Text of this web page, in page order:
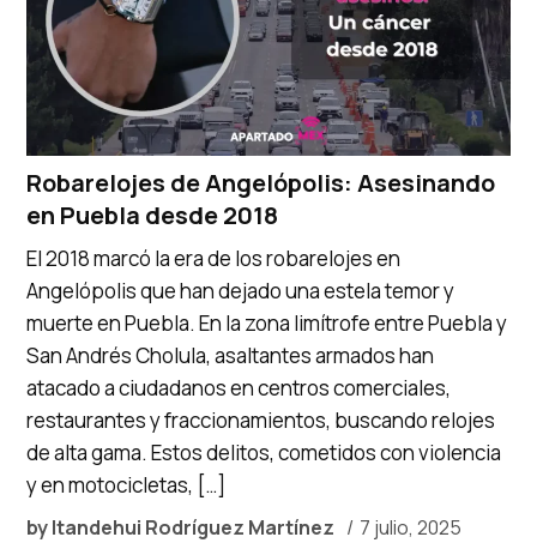
Robarelojes de Angelópolis: Asesinando
en Puebla desde 2018
byItandehui Rodríguez Martínez 7 julio, 2025
El 2018 marcó la era de los robarelojes en
Angelópolis que han dejado una estela temor y
muerte en Puebla. En la zona limítrofe entre Puebla y
San Andrés Cholula, asaltantes armados han
atacado a ciudadanos en centros comerciales,
restaurantes y fraccionamientos, buscando relojes
de alta gama. Estos delitos, cometidos con violencia
y en motocicletas, […]